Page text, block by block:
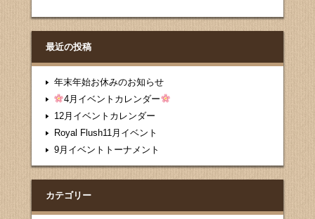
最近の投稿
年末年始お休みのお知らせ
4月イベントカレンダー
12月イベントカレンダー
Royal Flush11月イベント
9月イベントトーナメント
カテゴリー